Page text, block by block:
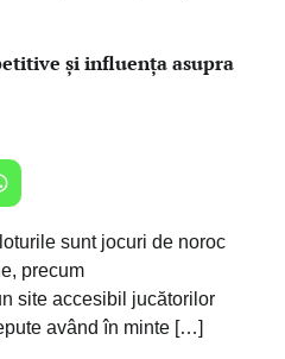
și influența asupra
sunt jocuri de noroc
precum
site accesibil jucătorilor
având în minte […]